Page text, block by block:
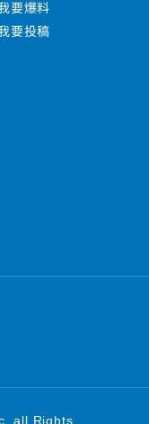
要爆料
要投稿
all Rights